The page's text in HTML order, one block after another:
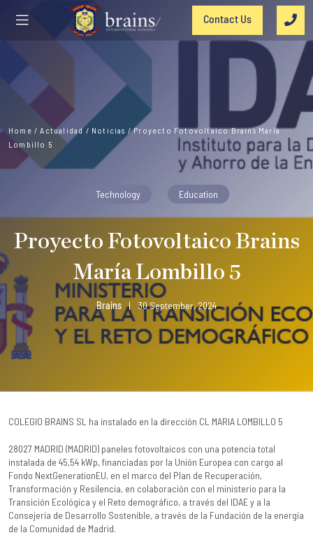
Contact Us
Home /Actualidad/ Noticias /Proyecto Fotovoltaico Brains María
Lombillo 5
Technology Education
Proyecto Fotovoltaico Brains
María Lombillo 5
Brains | 30 September, 2024
COLEGIO BRAINS SL ha instalado en la dirección CL MARIA LOMBILLO 5
28027 MADRID (MADRID) paneles fotovoltaicos con una potencia total
instalada de 45,54 kWp, financiadas por la Unión Europea con cargo al
Fondo NextGenerationEU, en el marco del Plan de Recuperación,
Transformación y Resilencia, en colaboración con el ministerio para la
Transición Ecológica y el Reto demográfico, a través del IDAE y a la
Consejería de Desarrollo Sostenible, a través de la Fundación de la energía
de la Comunidad de Madrid.